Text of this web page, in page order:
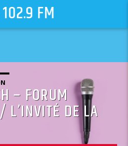
102.9 FM
– FORUM
L’INVITÉ DE LA